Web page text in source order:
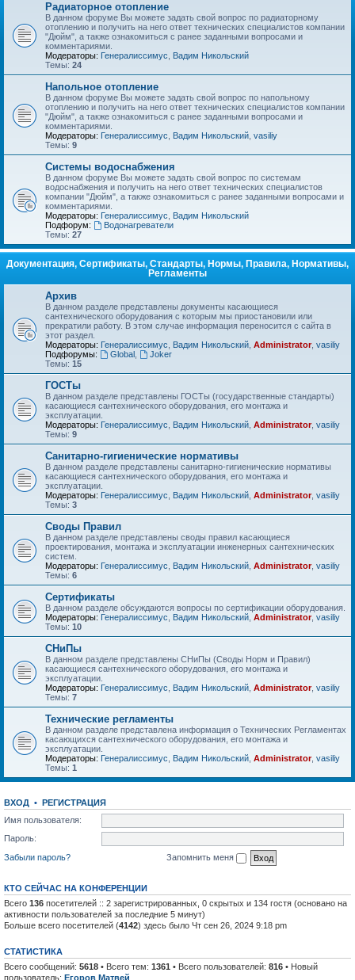
Радиаторное отопление
В данном форуме Вы можете задать свой вопрос по радиаторному
отоплению и получить на него ответ технических специалистов компании
"Дюйм", а также ознакомиться с ранее заданными вопросами и
комментариями.
Модераторы: Генералиссимус
Вадим Никольский
Темы: 24
Напольное отопление
В данном форуме Вы можете задать свой вопрос по напольному
отоплению и получить на него ответ технических специалистов компании
"Дюйм", а также ознакомиться с ранее заданными вопросами и
комментариями.
Модераторы: Генералиссимус Вадим Никольский vasiliy
Темы: 9
Системы водоснабжения
В данном форуме Вы можете задать свой вопрос по системам
водоснабжения и получить на него ответ технических специалистов
компании "Дюйм", а также ознакомиться с ранее заданными вопросами и
комментариями.
Модераторы: Генералиссимус
Вадим Никольский
Подфорум:
Водонагреватели
Темы: 27
Документация, Сертификаты, Стандарты, Нормы, Правила, Нормативы,
Регламенты
Архив
В данном разделе представлены документы касающиеся
сантехнического оборудования с которым мы приостановили или
прекратили работу. В этом случае информация переносится с сайта в
этот раздел.
Модераторы: Генералиссимус Вадим Никольский Administrator, vasiliy
Подфорумы:
Global,
Joker
Темы: 15
ГОСТы
В данном разделе представлены ГОСТы (государственные стандарты)
касающиеся сантехнического оборудования, его монтажа и
эксплуатации.
Модераторы: Генералиссимус Вадим Никольский Administrator, vasiliy
Темы: 9
Санитарно-гигиенические нормативы
В данном разделе представлены санитарно-гигиенические нормативы
касающиеся сантехнического оборудования, его монтажа и
эксплуатации.
Модераторы: Генералиссимус Вадим Никольский Administrator, vasiliy
Темы: 3
Своды Правил
В данном разделе представлены своды правил касающиеся
проектирования, монтажа и эксплуатации инженерных сантехнических
систем.
Модераторы: Генералиссимус Вадим Никольский Administrator, vasiliy
Темы: 6
Сертификаты
В данном разделе обсуждаются вопросы по сертификации оборудования.
Модераторы: Генералиссимус Вадим Никольский Administrator, vasiliy
Темы: 10
СНиПы
В данном разделе представлены СНиПы (Своды Норм и Правил)
касающиеся сантехнического оборудования, его монтажа и
эксплуатации.
Модераторы: Генералиссимус Вадим Никольский Administrator, vasiliy
Темы: 7
Технические регламенты
В данном разделе представлена информация о Технических Регламентах
касающихся сантехнического оборудования, его монтажа и
эксплуатации.
Модераторы: Генералиссимус Вадим Никольский Administrator, vasiliy
Темы: 1
ВХОД • РЕГИСТРАЦИЯ
Имя пользователя:
Пароль:
Забыли пароль?
Запомнить меня
КТО СЕЙЧАС НА КОНФЕРЕНЦИИ
Всего 136 посетителей :: 2 зарегистрированных, 0 скрытых и 134 гостя (основано на
активности пользователей за последние 5 минут)
Больше всего посетителей (4142) здесь было Чт сен 26, 2024 9:18 pm
СТАТИСТИКА
Всего сообщений: 5618 • Всего тем: 1361 • Всего пользователей: 816 • Новый
пользователь: Егоров Матвей